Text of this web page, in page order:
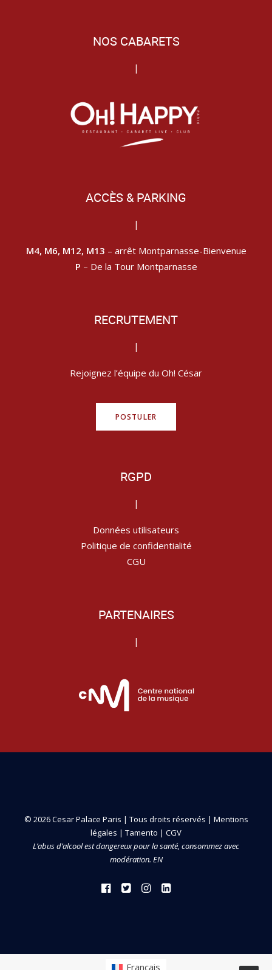
NOS CABARETS
|
ACCÈS & PARKING
|
M4, M6, M12, M13 – arrêt Montparnasse-Bienvenue
P – De la Tour Montparnasse
RECRUTEMENT
|
Rejoignez l’équipe du Oh! César
POSTULER
RGPD
|
Données utilisateurs
Politique de confidentialité
CGU
PARTENAIRES
|
© 2026 Cesar Palace Paris | Tous droits réservés | Mentions
légales | Tamento | CGV
L’abus d’alcool est dangereux pour la santé, consommez avec
modération. EN
Français